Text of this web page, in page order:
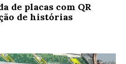
de placas com QR
de histórias